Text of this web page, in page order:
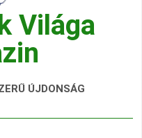
Világa
ÚJDONSÁG